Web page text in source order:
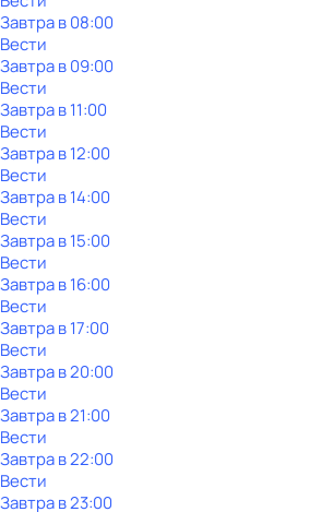
Завтра в 08:00
Вести
Завтра в 09:00
Вести
Завтра в 11:00
Вести
Завтра в 12:00
Вести
Завтра в 14:00
Вести
Завтра в 15:00
Вести
Завтра в 16:00
Вести
Завтра в 17:00
Вести
Завтра в 20:00
Вести
Завтра в 21:00
Вести
Завтра в 22:00
Вести
Завтра в 23:00